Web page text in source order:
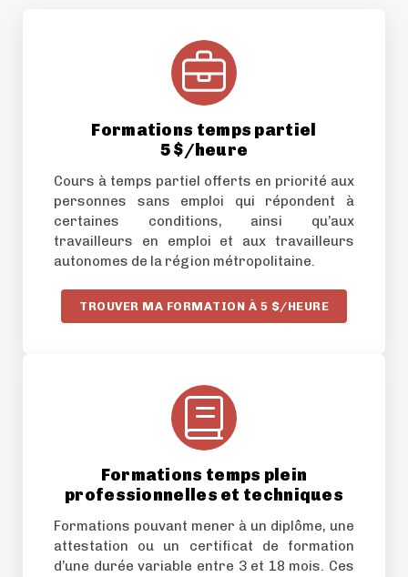
Formations temps partiel
5 $/heure
Cours à temps partiel offerts en priorité aux
personnes sans emploi qui répondent à
certaines conditions, ainsi qu’aux
travailleurs en emploi et aux travailleurs
autonomes de la région métropolitaine.
TROUVER MA FORMATION À 5 $/HEURE
Formations temps plein
professionnelles et techniques
Formations pouvant mener à un diplôme, une
attestation ou un certificat de formation
d’une durée variable entre 3 et 18 mois. Ces